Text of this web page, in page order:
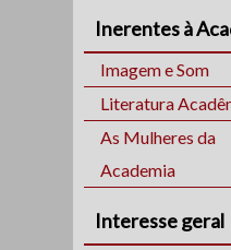
Inerentes à
Imagem e Som
Literatura
As Mulheres da
Academia
Interesse geral